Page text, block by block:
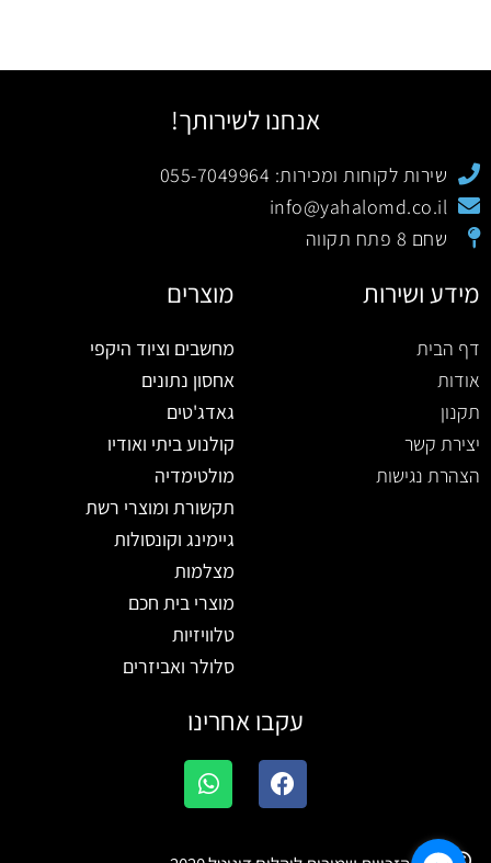
אנחנו לשירותך!
שירות לקוחות ומכירות: 055-7049964
info@yahalomd.co.il
שחם 8 פתח תקווה
מידע ושירות
דף הבית
אודות
תקנון
יצירת קשר
הצהרת נגישות
מוצרים
מחשבים וציוד היקפי
אחסון נתונים
גאדג'טים
קולנוע ביתי ואודיו
מולטימדיה
תקשורת ומוצרי רשת
גיימינג וקונסולות
מצלמות
מוצרי בית חכם
טלוויזיות
סלולר ואביזרים
עקבו אחרינו
F
a
W
h